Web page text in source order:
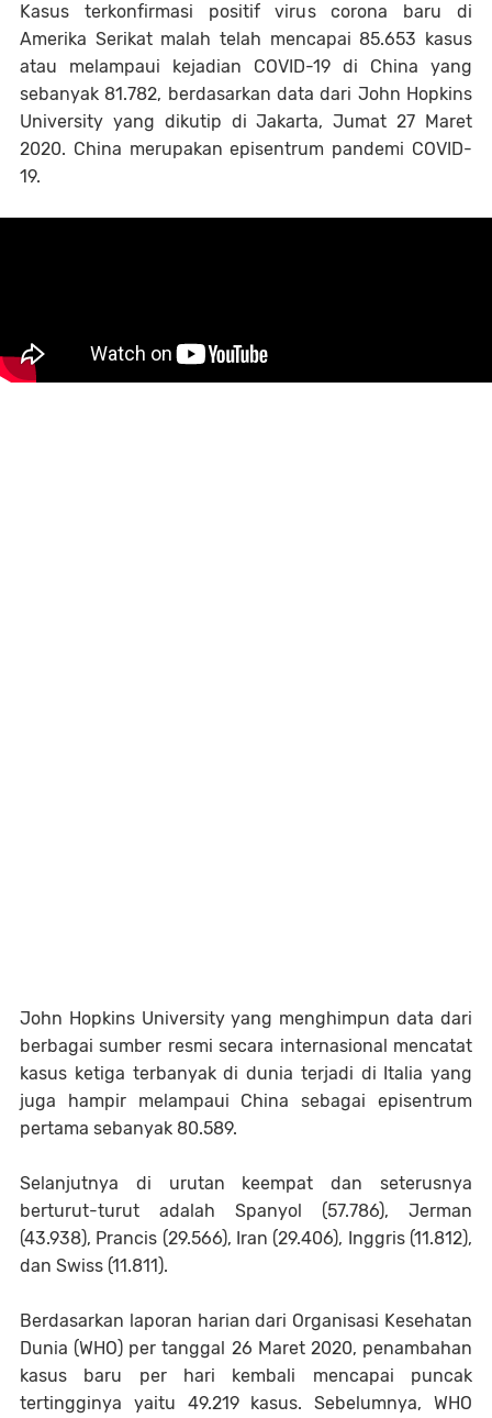
Kasus terkonfirmasi positif virus corona baru di
Amerika Serikat malah telah mencapai 85.653 kasus
atau melampaui kejadian COVID-19 di China yang
sebanyak 81.782, berdasarkan data dari John Hopkins
University yang dikutip di Jakarta, Jumat 27 Maret
2020. China merupakan episentrum pandemi COVID-
19.
John Hopkins University yang menghimpun data dari
berbagai sumber resmi secara internasional mencatat
kasus ketiga terbanyak di dunia terjadi di Italia yang
juga hampir melampaui China sebagai episentrum
pertama sebanyak 80.589.
Selanjutnya di urutan keempat dan seterusnya
berturut-turut adalah Spanyol (57.786), Jerman
(43.938), Prancis (29.566), Iran (29.406), Inggris (11.812),
dan Swiss (11.811).
Berdasarkan laporan harian dari Organisasi Kesehatan
Dunia (WHO) per tanggal 26 Maret 2020, penambahan
kasus baru per hari kembali mencapai puncak
tertingginya yaitu 49.219 kasus. Sebelumnya, WHO